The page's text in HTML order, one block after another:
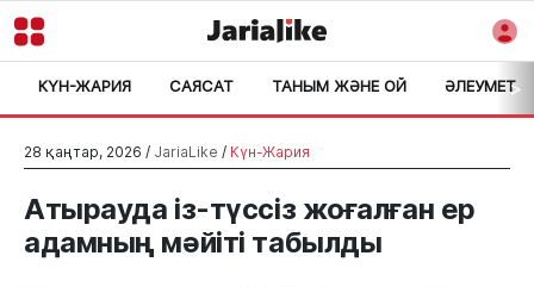
КҮН-ЖАРИЯ САЯСАТ ТАНЫМ ЖӘНЕ ОЙ ӘЛЕУМЕТ>
28 қаңтар, 2026 / JariaLike / Күн-Жария
Атырауда із-түссіз жоғалған ер
адамның мәйіті табылды